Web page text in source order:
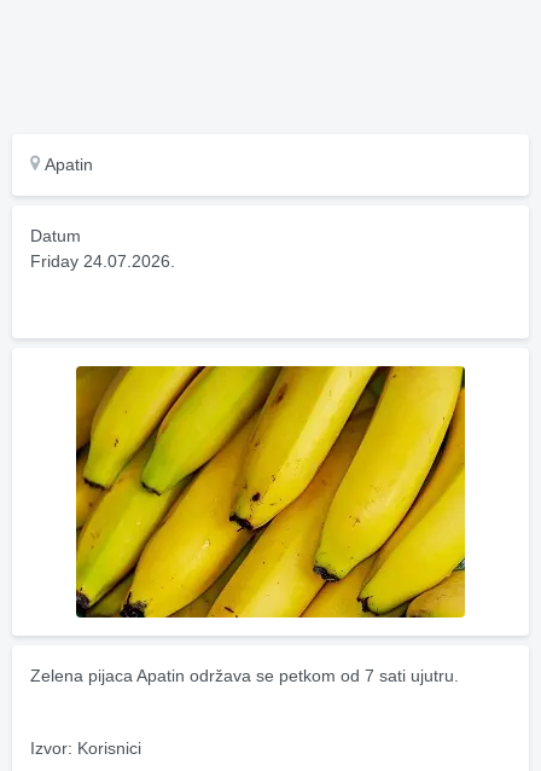
Apatin
Datum
Friday 24.07.2026.
Zelena pijaca Apatin održava se petkom od 7 sati ujutru.
Izvor: Korisnici